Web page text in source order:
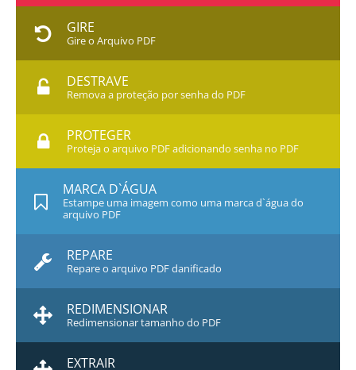
GIRE
Gire o Arquivo PDF
DESTRAVE
Remova a proteção por senha do PDF
PROTEGER
Proteja o arquivo PDF adicionando senha no PDF
MARCA D`ÁGUA
Estampe uma imagem como uma marca d`água do
arquivo PDF
REPARE
Repare o arquivo PDF danificado
REDIMENSIONAR
Redimensionar tamanho do PDF
EXTRAIR